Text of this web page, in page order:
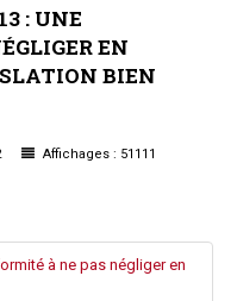
: UNE
EN
BIEN
Affichages : 51111
à ne pas négliger en